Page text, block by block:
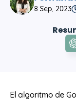
8 Sep, 2023
El algoritmo de